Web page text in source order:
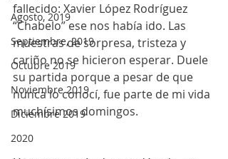
Agosto, 2019
Septiembre, 2019
Octubre 2019
Noviembre 2019
Diciembre 2019
2020
fallecido: Xavier López Rodríguez
“Chabelo” ese nos había ido. Las
muestras de sorpresa, tristeza y
cariño no se hicieron esperar. Duele
su partida porque a pesar de que
nunca lo conocí, fue parte de mi vida
muchísimos domingos.